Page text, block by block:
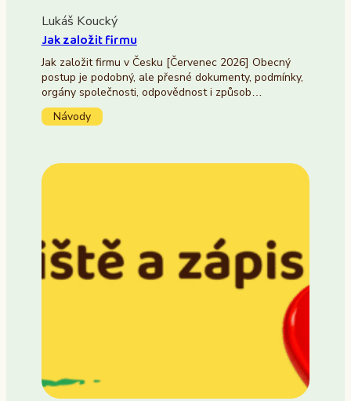
Lukáš Koucký
Jak založit firmu
Jak založit firmu v Česku [Červenec 2026] Obecný
postup je podobný, ale přesné dokumenty, podmínky,
orgány společnosti, odpovědnost i způsob…
Návody